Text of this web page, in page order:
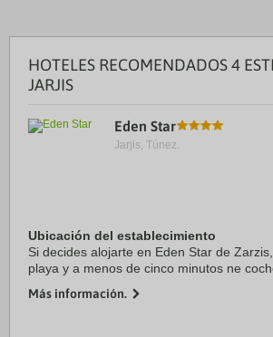
HOTELES RECOMENDADOS 4
JARJIS
Eden Star
Jarjis, Túnez.
Ubicación del establecimiento
Si decides alojarte en Eden Star de
playa y a menos de cinco minutos ne
4 estrellas se encuentra a 7,1 km de ...
Más información.